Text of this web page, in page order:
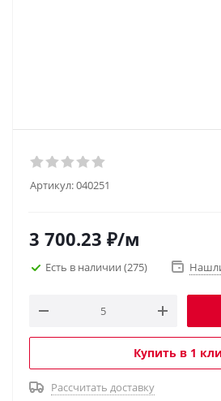
Артикул:040251
3 700.23 ₽/м
Есть в наличии (275)
Купить в 1
Рассчитать доставку